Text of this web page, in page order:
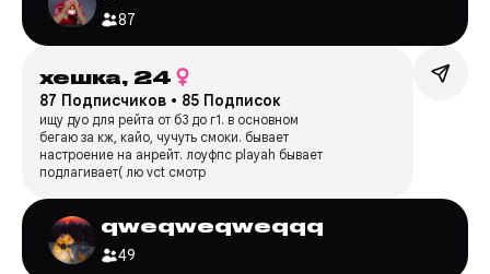
87
хешка, 24
87 Подписчиков • 85 Подписок
ищу дуо для рейта от б3 до г1. в основном
бегаю за кж, кайо, чучуть смоки. бывает
настроение на анрейт. лоуфпс playah бывает
подлагивает( лю vct смотр
qweqweqweqqq
49